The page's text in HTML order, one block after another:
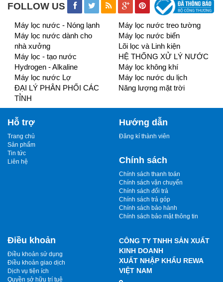
FOLLOW US
Máy lọc nước - Nóng lạnh
Máy lọc nước treo tường
Máy lọc nước dành cho
nhà xưởng
Máy lọc nước biển
Lõi lọc và Linh kiện
Máy lọc - tạo nước
Hydrogen - Alkaline
HỆ THỐNG XỬ LÝ NƯỚC
Máy lọc không khí
Máy lọc nước Lợ
Máy lọc nước du lịch
ĐẠI LÝ PHÂN PHỐI CÁC
TỈNH
Năng lượng mặt trời
Hỗ trợ
Trang chủ
Sản phẩm
Tin tức
Liên hệ
Hướng dẫn
Đăng kí thành viên
Chính sách
Chính sách thanh toán
Chính sách vận chuyển
Chính sách đổi trả
Chính sách trả góp
Chính sách bảo hành
Chính sách bảo mật thông tin
Điều khoản
Điều khoản sử dụng
Điều khoản giao dịch
Dịch vụ tiện ích
Quyền sở hữu trí tuệ
CÔNG TY TNHH SẢN XUẤT
KINH DOANH
XUẤT NHẬP KHẨU REWA
VIỆT NAM